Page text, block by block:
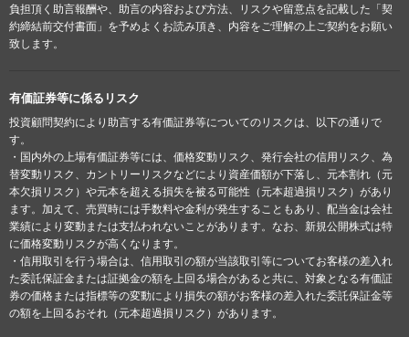
負担頂く助言報酬や、助言の内容および方法、リスクや留意点を記載した「契
約締結前交付書面」を予めよくお読み頂き、内容をご理解の上ご契約をお願い
致します。
有価証券等に係るリスク
投資顧問契約により助言する有価証券等についてのリスクは、以下の通りで
す。
・国内外の上場有価証券等には、価格変動リスク、発行会社の信用リスク、為
替変動リスク、カントリーリスクなどにより資産価額が下落し、元本割れ（元
本欠損リスク）や元本を超える損失を被る可能性（元本超過損リスク）があり
ます。加えて、売買時には手数料や金利が発生することもあり、配当金は会社
業績により変動または支払われないことがあります。なお、新規公開株式は特
に価格変動リスクが高くなります。
・信用取引を行う場合は、信用取引の額が当該取引等についてお客様の差入れ
た委託保証金または証拠金の額を上回る場合があると共に、対象となる有価証
券の価格または指標等の変動により損失の額がお客様の差入れた委託保証金等
の額を上回るおそれ（元本超過損リスク）があります。